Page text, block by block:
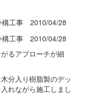
るアプローチが細
分入り樹脂製のデッ
れながら施工しまし